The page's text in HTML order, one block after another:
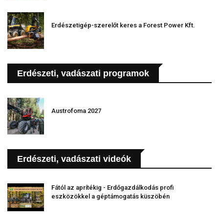
Erdészetigép-szerelőt keres a Forest Power Kft.
Erdészeti, vadászati programok
Austrofoma 2027
Erdészeti, vadászati videók
Fától az aprítékig - Erdőgazdálkodás profi
eszközökkel a géptámogatás küszöbén